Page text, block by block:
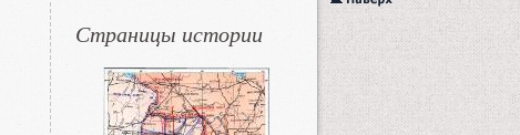
Страницы истории